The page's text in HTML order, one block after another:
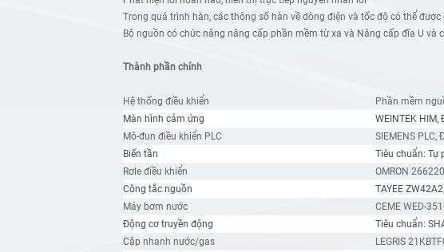
Trong quá trình hàn, các thông số hàn về dòng điện và tốc độ có thể
Bộ nguồn có chức năng nâng cấp phần mềm từ xa và Nâng cấp đĩa U và
Thành phần chính
Hệ thống điều khiển
Phần mềm
Màn hình cảm ứng
WEINTEK HIM,
Mô-đun điều khiển PLC
SIEMENS PLC,
Biến tần
Tiêu chuẩn: Tự
Rơle điều khiển
OMRON
Công tắc nguồn
TAYEE
Máy bơm nước
CEME WED-
Động cơ truyền động
Tiêu chuẩn:
Cặp nhanh nước/gas
LEGRIS